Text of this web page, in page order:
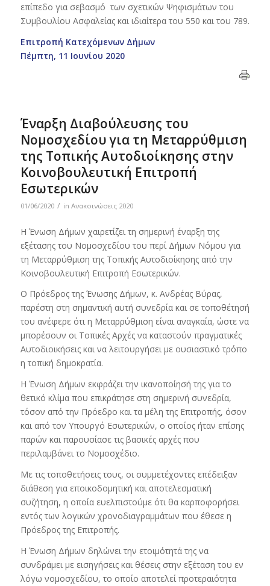
επίπεδο για σεβασμό των σχετικών Ψηφισμάτων του
Συμβουλίου Ασφαλείας και ιδιαίτερα του 550 και του 789.
Επιτροπή Κατεχόμενων Δήμων
Πέμπτη, 11 Ιουνίου 2020
Έναρξη Διαβούλευσης του
Νομοσχεδίου για τη Μεταρρύθμιση
της Τοπικής Αυτοδιοίκησης στην
Κοινοβουλευτική Επιτροπή
Εσωτερικών
01/06/2020 / in Ανακοινώσεις 2020
Η Ένωση Δήμων χαιρετίζει τη σημερινή έναρξη της
εξέτασης του Νομοσχεδίου του περί Δήμων Νόμου για
τη Μεταρρύθμιση της Τοπικής Αυτοδιοίκησης από την
Κοινοβουλευτική Επιτροπή Εσωτερικών.
Ο Πρόεδρος της Ένωσης Δήμων, κ. Ανδρέας Βύρας,
παρέστη στη σημαντική αυτή συνεδρία και σε τοποθέτησή
του ανέφερε ότι η Μεταρρύθμιση είναι αναγκαία, ώστε να
μπορέσουν οι Τοπικές Αρχές να καταστούν πραγματικές
Αυτοδιοικήσεις και να λειτουργήσει με ουσιαστικό τρόπο
η τοπική δημοκρατία.
Η Ένωση Δήμων εκφράζει την ικανοποίησή της για το
θετικό κλίμα που επικράτησε στη σημερινή συνεδρία,
τόσον από την Πρόεδρο και τα μέλη της Επιτροπής, όσον
και από τον Υπουργό Εσωτερικών, ο οποίος ήταν επίσης
παρών και παρουσίασε τις βασικές αρχές που
περιλαμβάνει το Νομοσχέδιο.
Με τις τοποθετήσεις τους, οι συμμετέχοντες επέδειξαν
διάθεση για εποικοδομητική και αποτελεσματική
συζήτηση, η οποία ευελπιστούμε ότι θα καρποφορήσει
εντός των λογικών χρονοδιαγραμμάτων που έθεσε η
Πρόεδρος της Επιτροπής.
Η Ένωση Δήμων δηλώνει την ετοιμότητά της να
συνδράμει με εισηγήσεις και θέσεις στην εξέταση του εν
λόγω νομοσχεδίου, το οποίο αποτελεί προτεραιότητα